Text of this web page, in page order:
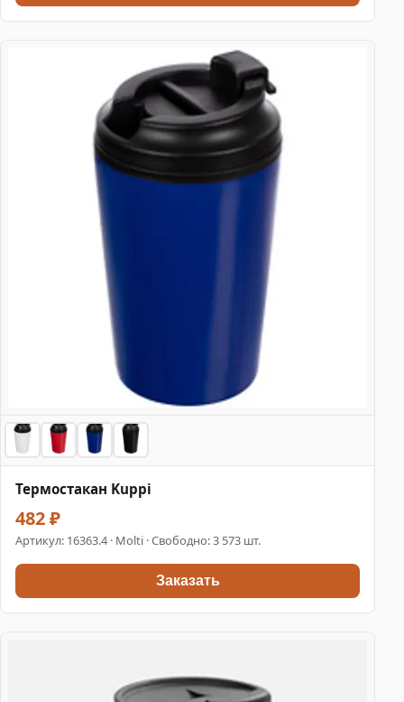
Термостакан Kuppi
482 ₽
Артикул: 16363.4 · Molti · Свободно: 3 573 шт.
Заказать